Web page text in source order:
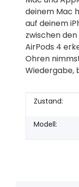
deinem Mac
auf deinem
zwischen
AirPods 4
Ohren
Wiedergabe,
Wert
Zustand:
Modell: